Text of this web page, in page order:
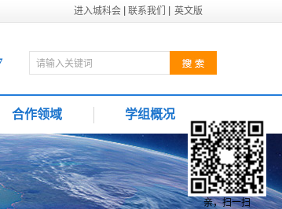
进入城科会 联系我们 英文版
合作领域 学组概况
亲，扫一扫